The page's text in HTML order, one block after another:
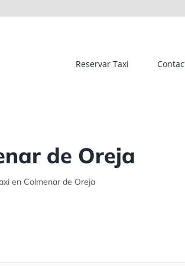
Reservar Taxi
de Oreja
en Colmenar de Oreja